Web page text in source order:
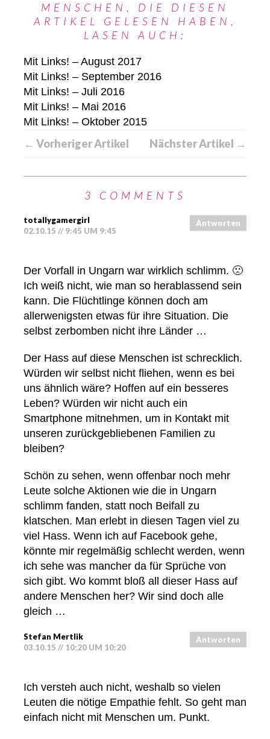
MENSCHEN, DIE DIESEN
ARTIKEL GELESEN HABEN,
LASEN AUCH:
Mit Links! – August 2017
Mit Links! – September 2016
Mit Links! – Juli 2016
Mit Links! – Mai 2016
Mit Links! – Oktober 2015
← Vorheriger Artikel Nächster Artikel →
3 COMMENTS
totallygamergirl
02.10.15 // 9:45 UM 9:45
Antworten
Der Vorfall in Ungarn war wirklich schlimm. 🙁
Ich weiß nicht, wie man so herablassend sein
kann. Die Flüchtlinge können doch am
allerwenigsten etwas für ihre Situation. Die
selbst zerbomben nicht ihre Länder …
Der Hass auf diese Menschen ist schrecklich.
Würden wir selbst nicht fliehen, wenn es bei
uns ähnlich wäre? Hoffen auf ein besseres
Leben? Würden wir nicht auch ein
Smartphone mitnehmen, um in Kontakt mit
unseren zurückgebliebenen Familien zu
bleiben?
Schön zu sehen, wenn offenbar noch mehr
Leute solche Aktionen wie die in Ungarn
schlimm fanden, statt noch Beifall zu
klatschen. Man erlebt in diesen Tagen viel zu
viel Hass. Wenn ich auf Facebook gehe,
könnte mir regelmäßig schlecht werden, wenn
ich sehe was mancher da für Sprüche von
sich gibt. Wo kommt bloß all dieser Hass auf
andere Menschen her? Wir sind doch alle
gleich …
Stefan Mertlik
03.10.15 // 10:20 UM 10:20
Antworten
Ich versteh auch nicht, weshalb so vielen
Leuten die nötige Empathie fehlt. So geht man
einfach nicht mit Menschen um. Punkt.